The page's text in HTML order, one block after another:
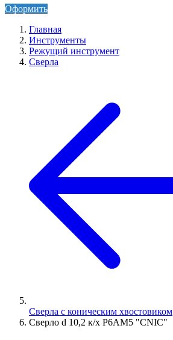
Оформить
Главная
Инструменты
Режущий инструмент
Сверла
Сверла с коническим хвостовиком
Сверло d 10,2 к/х Р6АМ5 "CNIC"